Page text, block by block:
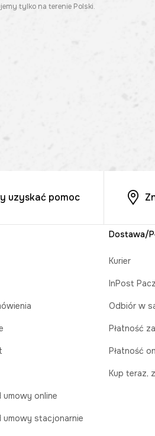
tylko na terenie Polski.
uzyskać pomoc
online
stacjonarnie
Dostawa/
Kurier
InPost
Odbiór w
Płatność
Płatność
Kup teraz,